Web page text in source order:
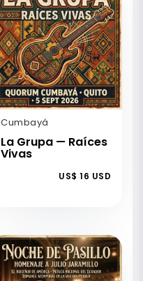
Cumbayá
La Grupa — Raíces
Vivas
US$ 16 USD